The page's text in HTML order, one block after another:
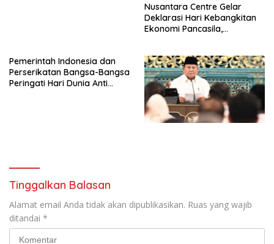
Nusantara Centre Gelar
Deklarasi Hari Kebangkitan
Ekonomi Pancasila,
Penjajahan (Pergolakan
Ekonomi Politik Indonesia) &
Simposium Nasional “Urgensi
Undang-Undang
Perekonomian Nasional dan
Kesejahteraan Sosial dalam
Pemerintah Indonesia dan
Perserikatan Bangsa-Bangsa
Peringati Hari Dunia Anti
Tinggalkan Balasan
Alamat email Anda tidak akan dipublikasikan. Ruas yang wajib
ditandai *